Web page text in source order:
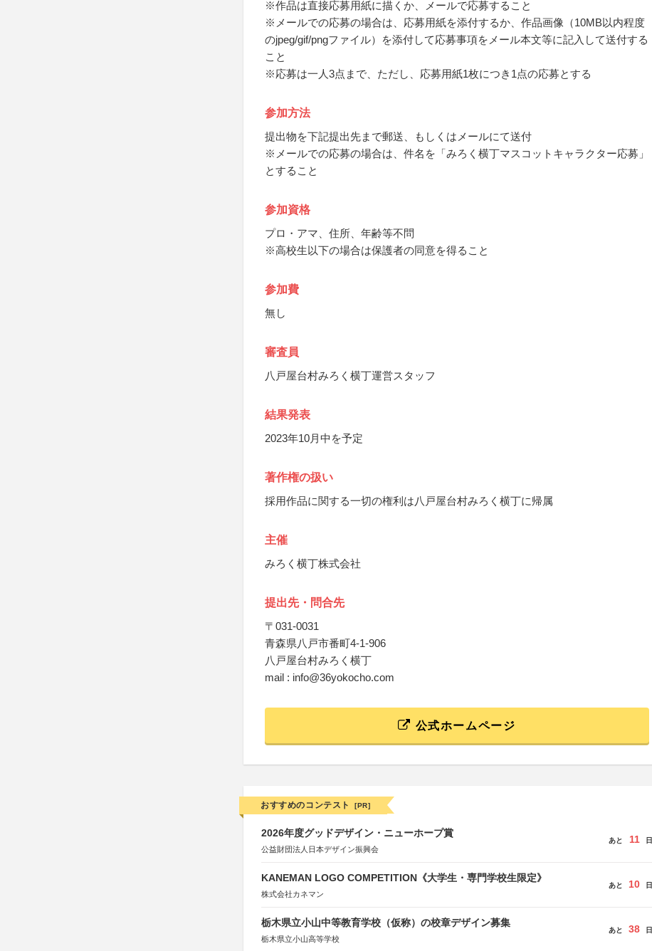
※作品は直接応募用紙に描くか、メールで応募すること
※メールでの応募の場合は、応募用紙を添付するか、作品画像（10MB以内程度
のjpeg/gif/pngファイル）を添付して応募事項をメール本文等に記入して送付する
こと
※応募は一人3点まで、ただし、応募用紙1枚につき1点の応募とする
参加方法
提出物を下記提出先まで郵送、もしくはメールにて送付
※メールでの応募の場合は、件名を「みろく横丁マスコットキャラクター応募」
とすること
参加資格
プロ・アマ、住所、年齢等不問
※高校生以下の場合は保護者の同意を得ること
参加費
無し
審査員
八戸屋台村みろく横丁運営スタッフ
結果発表
2023年10月中を予定
著作権の扱い
採用作品に関する一切の権利は八戸屋台村みろく横丁に帰属
主催
みろく横丁株式会社
提出先・問合先
〒031-0031
青森県八戸市番町4-1-906
八戸屋台村みろく横丁
mail : info@36yokocho.com
公式ホームページ
おすすめのコンテスト [PR]
2026年度グッドデザイン・ニューホープ賞
公益財団法人日本デザイン振興会
あと 11 日
KANEMAN LOGO COMPETITION《大学生・専門学校生限定》
株式会社カネマン
あと 10 日
栃木県立小山中等教育学校（仮称）の校章デザイン募集
栃木県立小山高等学校
あと 38 日